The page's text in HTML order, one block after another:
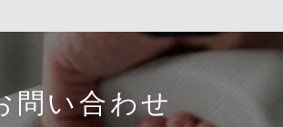
問い合わせ